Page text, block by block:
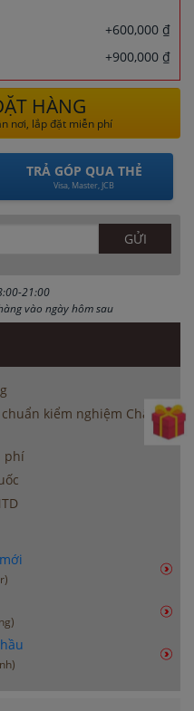
+600,000 ₫
+900,000 ₫
HÀNG
nơi, lắp đặt miễn phí
TRẢ GÓP QUA THẺ
Visa, Master, JCB
21:00
vào ngày hôm sau
kiểm nghiệm Châu
phí